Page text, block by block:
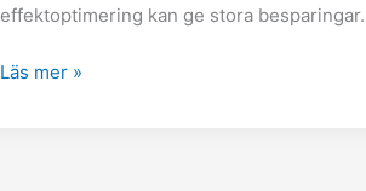
effektoptimering kan ge stora besparingar.
Läs mer »